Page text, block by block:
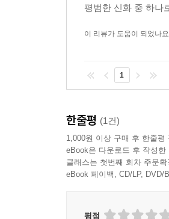
있는 자와 없는 자를 구
--- pp.183-184
대홍수 심판 내러티브
은 아닐까 생각해봅니
고, 그렇게 다시 출발하
무지개로 번역된 히브리
서는 무지개를 볼 기회가
‘활’을 구름 사이에 걸
신앙 고백은 해석된 역
표현들, 이야기를 구성하
하지만 ‘모든 이야기의
이야기를 저항문학으
평범한 신화 중 하나
이 리뷰가 도움이 되었나
1
한줄평 (1건)
1,000원 이상 구매 후 한줄평
eBook은 다운로드 후 작성
클래스는 첫번째 회차 주문
eBook 페이백, CD/LP,
평점